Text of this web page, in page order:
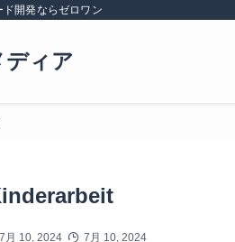
開発ならゼロワン
ディア
7月 10, 2024 7月 10, 2024